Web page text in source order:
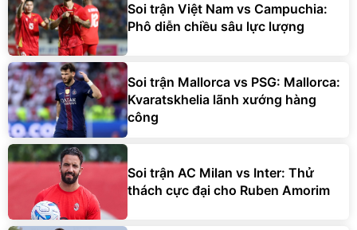
Soi trận Việt Nam vs Campuchia:
Phô diễn chiều sâu lực lượng
Soi trận Mallorca vs PSG: Mallorca:
Kvaratskhelia lãnh xướng hàng
công
Soi trận AC Milan vs Inter: Thử
thách cực đại cho Ruben Amorim